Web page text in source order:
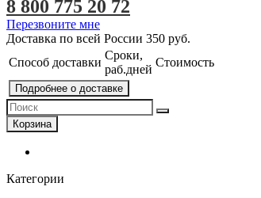
8 800 775 20 72
Перезвоните мне
Доставка по всей России 350 руб.
Способ доставки
Сроки,
раб.дней
Стоимость
Подробнее о доставке
Корзина
Категории